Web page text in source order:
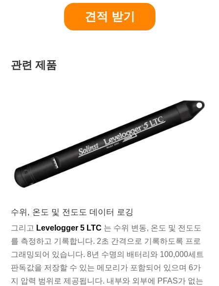
견적 받기
관련 제품
수위, 온도 및 전도도 데이터 로깅
그리고 Levelogger 5 LTC 는 수위 변동, 온도 및 전도도
를 측정하고 기록합니다. 2초 간격으로 기록하도록 프로
그래밍되어 있습니다. 8년 수명의 배터리와 100,000세트
판독값을 저장할 수 있는 메모리가 포함되어 있으며 6가
지 압력 범위로 제공됩니다. 내부와 외부에 PFAS가 없는